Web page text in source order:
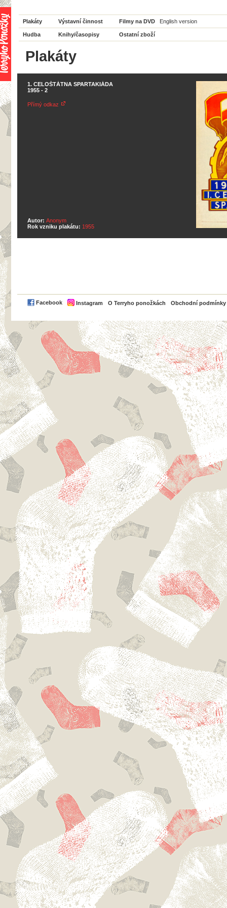
Plakáty Výstavní činnost Filmy na DVD English version
Hudba Knihy/časopisy Ostatní zboží
Plakáty
1. CELOŠTÁTNA SPARTAKIÁDA
1955 - 2
Přímý odkaz
Autor: Anonym
Rok vzniku plakátu: 1955
Facebook Instagram O Terryho ponožkách Obchodní podmínky
PayPal